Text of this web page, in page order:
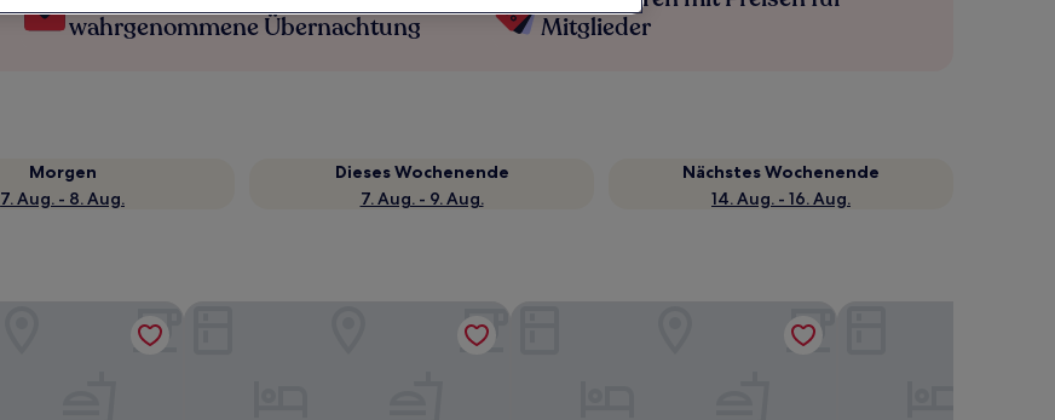
wahrgenommene Übernachtung
Mitglieder
Morgen
7. Aug. - 8. Aug.
Dieses Wochenende
7. Aug. - 9. Aug.
Nächstes Wochenende
14. Aug. - 16. Aug.
Apartments & Rooms Danivan Pool Villas